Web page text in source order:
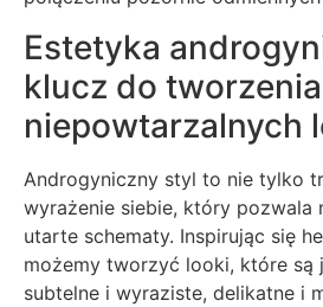
Estetyka
klucz do tworzenia
niepowtarzalnych
Androgyniczny styl to nie tylko
wyrażenie siebie, który pozwala
utarte schematy. Inspirując się
możemy tworzyć looki, które są
subtelne i wyraziste, delikatne i